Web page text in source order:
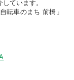
ています。
転車のまち 前橋」